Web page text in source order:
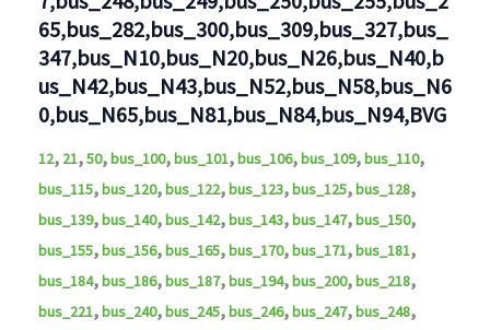
65,bus_282,bus_300,bus_309,bus_327,bus_
347,bus_N10,bus_N20,bus_N26,bus_N40,b
us_N42,bus_N43,bus_N52,bus_N58,bus_N6
0,bus_N65,bus_N81,bus_N84,bus_N94,BVG
12, 21,50,bus_100,bus_101,bus_106,bus_109,bus_110,
bus_115,bus_120,bus_122,bus_123,bus_125,bus_128,
bus_139,bus_140,bus_142,bus_143,bus_147,bus_150,
bus_155,bus_156,bus_165,bus_170,bus_171,bus_181,
bus_184,bus_186,bus_187,bus_194,bus_200,bus_218,
bus_221,bus_240,bus_245,bus_246,bus_247,bus_248,